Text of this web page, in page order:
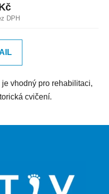
DPH
vhodný pro rehabilitaci,
cvičení.